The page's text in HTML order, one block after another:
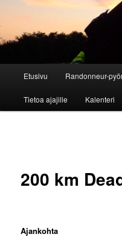
Etusivu Randonneur-
Tietoa ajajille Kalenteri
200 km
Ajankohta